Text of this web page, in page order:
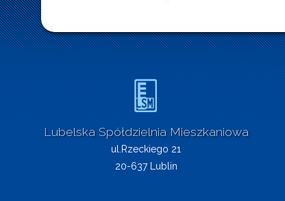
Lubelska Spółdzielnia Mieszkaniowa
ul.Rzeckiego 21
20-637 Lublin